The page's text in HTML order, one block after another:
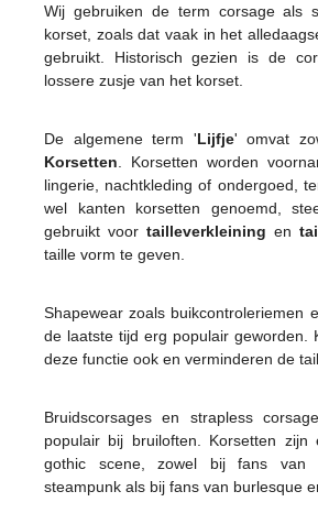
Wij gebruiken de term corsage als
korset, zoals dat vaak in het
gebruikt. Historisch gezien is de
lossere zusje van het korset.
De algemene term 'Lijfje' omvat
Korsetten . Korsetten worden
lingerie, nachtkleding of ondergoed,
wel kanten korsetten genoemd,
gebruikt voor tailleverkleining en
taille vorm te geven.
Shapewear zoals buikcontroleriemen
de laatste tijd erg populair geworden.
deze functie ook en verminderen de
Bruidscorsages en strapless
populair bij bruiloften. Korsetten
gothic scene, zowel bij fans van
steampunk als bij fans van burlesque